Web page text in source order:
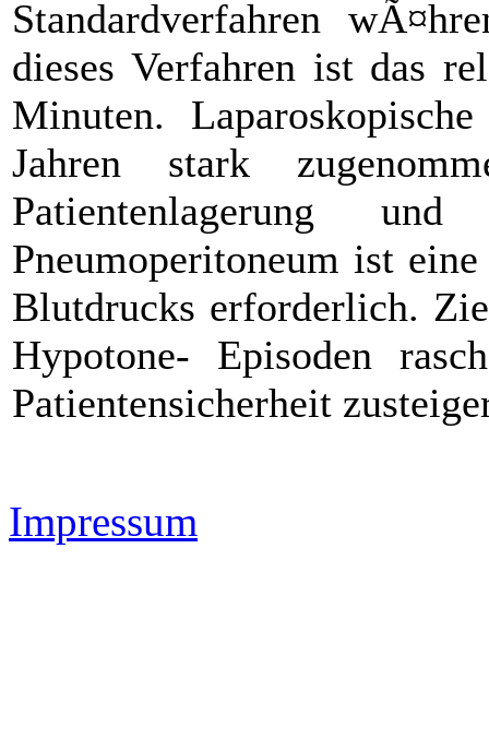
Standardverfahren
dieses Verfahren ist das
Minuten.
Jahren stark
Patientenlagerung
Pneumoperitoneum ist
Blutdrucks erforderlich.
Hypotone- Episoden
Patientensicherheit
Impressum